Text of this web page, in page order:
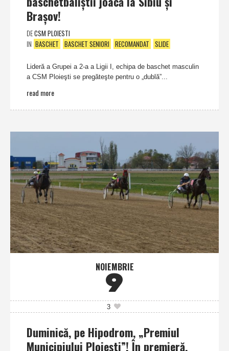
Braşov!
DECSM PLOIESTI
IN BASCHET BASCHET SENIORI RECOMANDAT SLIDE
Lideră a Grupei a 2-a a Ligii I, echipa de baschet masculin
a CSM Ploieşti se pregăteşte pentru o „dublă”...
read more
NOIEMBRIE
9
3
Duminică, pe Hipodrom, „Premiul
Municipiului Ploieşti”! În premieră,